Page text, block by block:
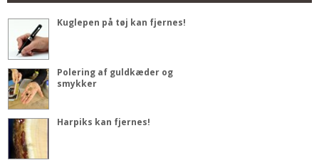
Kuglepen på tøj kan fjernes!
Polering af guldkæder og
smykker
Harpiks kan fjernes!